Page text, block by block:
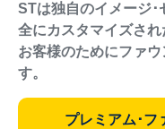
STは独自のイメージ･
全にカスタマイズさ
お客様のためにファ
す。
プレミアム･フ